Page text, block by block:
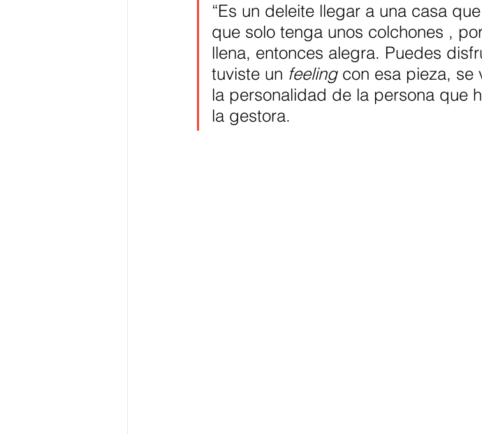
“Es un deleite llegar a una casa
que solo tenga unos colchones ,
llena, entonces alegra. Puedes
tuviste un feeling con esa pieza, se
la personalidad de la persona que
la gestora.